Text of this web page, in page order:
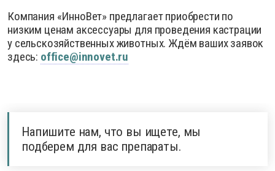
Компания «ИнноВет» предлагает приобрести по
низким ценам аксессуары для проведения кастрации
у сельскозяйственных животных. Ждём ваших заявок
здесь: office@innovet.ru
Напишите нам, что вы ищете, мы
подберем для вас препараты.